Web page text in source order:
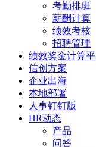
考勤排班
薪酬计算
绩效考核
招聘管理
绩效奖金计算
信创方案
企业出海
本地部署
人事钉钉版
HR动态
产品
问答